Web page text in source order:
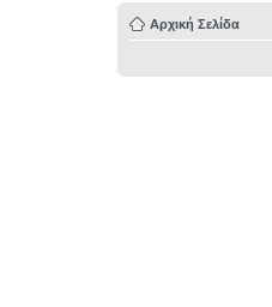
Αρχική Σελίδα